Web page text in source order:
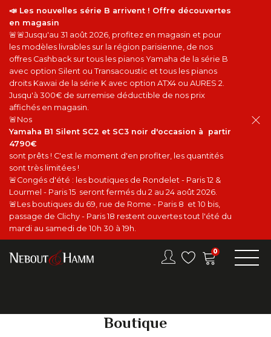
📣 Les nouvelles série B arrivent ! Offre découvertes
en magasin
🚨🚨Jusqu'au 31 août 2026, profitez en magasin et pour
les modèles livrables sur la région parisienne, de nos
offres Cashback sur tous les pianos Yamaha de la série B
avec option Silent ou Transacoustic et tous les pianos
droits Kawai de la série K avec option ATX4 ou AURES 2.
Jusqu'à 300€ de surremise déductible de nos prix
affichés en magasin.
🚨Nos
Yamaha B1 Silent SC2 et SC3 noir d'occasion à partir
4790€
sont prêts ! C'est le moment d'en profiter, les quantités
sont très limitées !
🚨Congés d'été : les boutiques de Rondelet - Paris 12 &
Lourmel - Paris 15 seront fermés du 2 au 24 août 2026.
🚨Les boutiques du 69, rue de Rome - Paris 8 et 10 bis,
passage de Clichy - Paris 18 restent ouvertes tout l'été du
mardi au samedi de 10h 30 à 19h.
0
Boutique